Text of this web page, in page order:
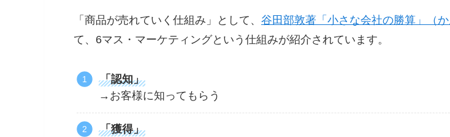
「商品が売れていく仕組み」として、 谷田部敦著「小さな会社の勝算」（か
て、6マス・マーケティングという仕組みが紹介されています。
「認知」
→お客様に知ってもらう
「獲得」